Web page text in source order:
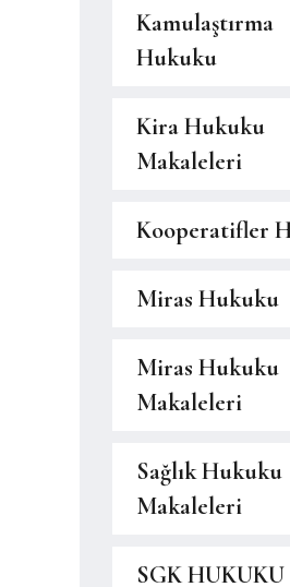
Kamulaştırma
Hukuku
Kira Hukuku
Makaleleri
Kooperatifler
Miras Hukuku
Miras Hukuku
Makaleleri
Sağlık Hukuku
Makaleleri
SGK HUKUKU